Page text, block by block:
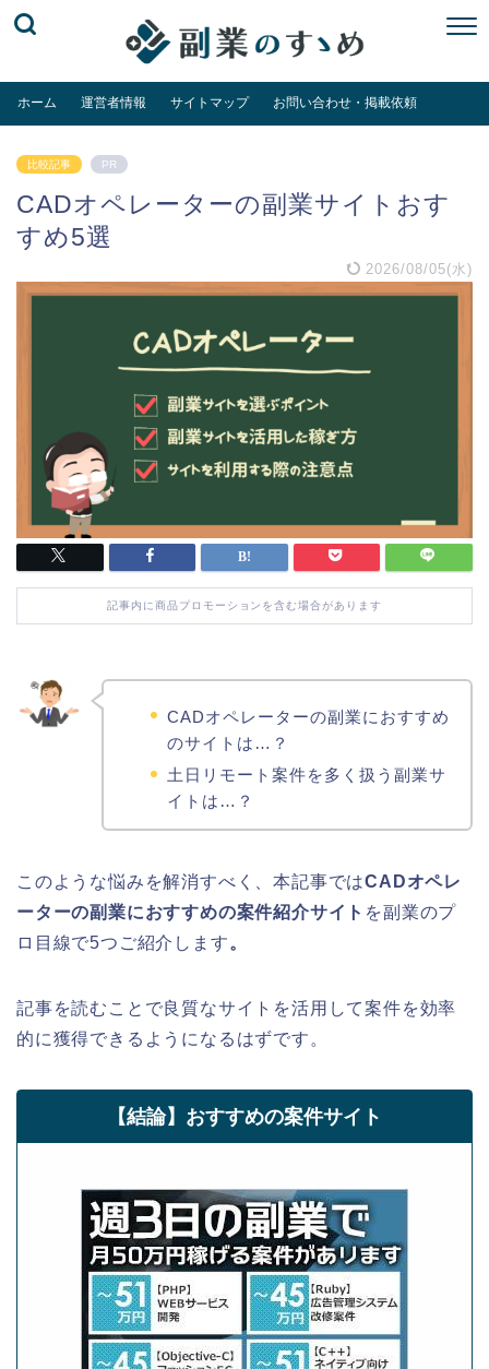
ホーム 運営者情報 サイトマップ お問い合わせ・掲載依頼
比較記事 PR
CADオペレーターの副業サイトおす
すめ5選
2026/08/05(水)
記事内に商品プロモーションを含む場合があります
CADオペレーターの副業におすすめ
のサイトは…？
土日リモート案件を多く扱う副業サ
イトは…？
このような悩みを解消すべく、本記事ではCADオペレ
ーターの副業におすすめの案件紹介サイト を副業のプ
ロ目線で5つご紹介します。
記事を読むことで良質なサイトを活用して案件を効率
的に獲得できるようになるはずです。
【結論】おすすめの案件サイト